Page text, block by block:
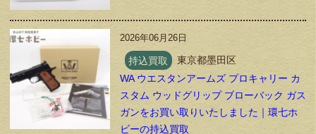
2026年06月26日
持込買取
東京都墨田区
WA ウエスタンアームズ プロキャリー カ
スタム ウッドグリップ ブローバック ガス
ガンをお買い取りいたしました｜環七ホ
ビーの持込買取